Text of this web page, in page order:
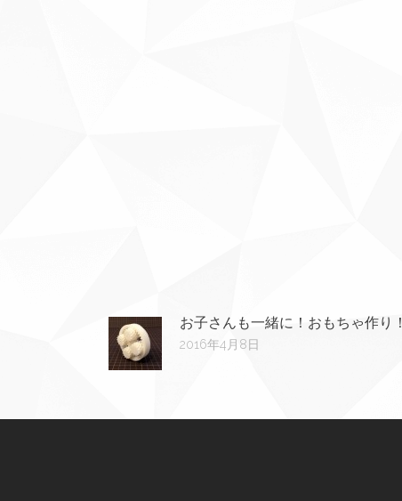
お子さんも一緒に！おもちゃ作り！
2016年4月8日